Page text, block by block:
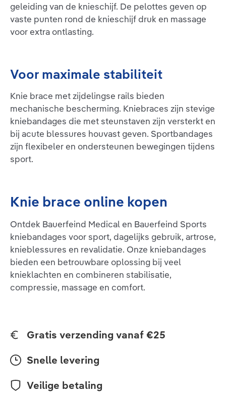
geleiding van de knieschijf. De pelottes geven op
vaste punten rond de knieschijf druk en massage
voor extra ontlasting.
Voor maximale stabiliteit
Knie brace met zijdelingse rails bieden
mechanische bescherming. Kniebraces zijn stevige
kniebandages die met steunstaven zijn versterkt en
bij acute blessures houvast geven. Sportbandages
zijn flexibeler en ondersteunen bewegingen tijdens
sport.
Knie brace online kopen
Ontdek Bauerfeind Medical en Bauerfeind Sports
kniebandages voor sport, dagelijks gebruik, artrose,
knieblessures en revalidatie. Onze kniebandages
bieden een betrouwbare oplossing bij veel
knieklachten en combineren stabilisatie,
compressie, massage en comfort.
Gratis verzending vanaf €25
Snelle levering
Veilige betaling